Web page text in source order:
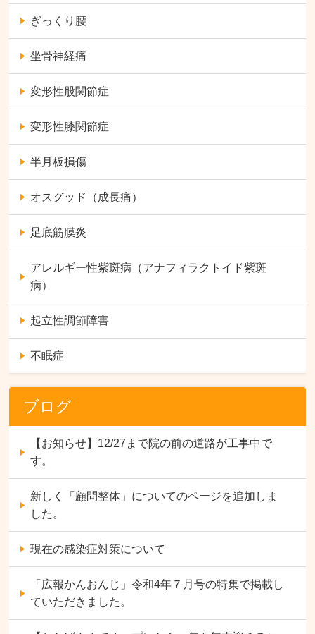
ぎっくり腰
坐骨神経痛
変形性股関節症
変形性膝関節症
半月板損傷
オスグッド（成長痛）
足底筋膜炎
アレルギー性紫斑病（アナフィラクトイド紫斑
病）
起立性調節障害
不眠症
ブログ
【お知らせ】12/27まで院の前の道路が工事中で
す。
新しく「顧問整体」についてのページを追加しま
した。
現在の感染症対策について
「広報かんおんじ」令和4年７月号の特集で掲載し
ていただきました。